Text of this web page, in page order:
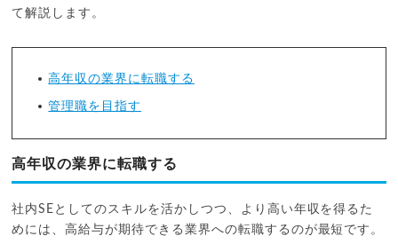
て解説します。
高年収の業界に転職する
管理職を目指す
高年収の業界に転職する
社内SEとしてのスキルを活かしつつ、より高い年収を得るた
めには、高給与が期待できる業界への転職するのが最短です。